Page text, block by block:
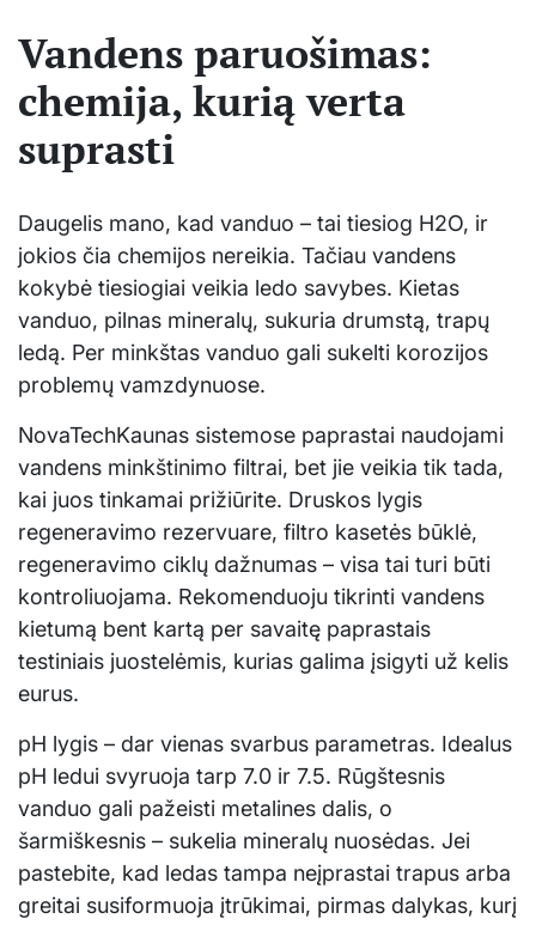
Vandens paruošimas:
chemija, kurią verta
suprasti
Daugelis mano, kad vanduo – tai tiesiog H2O, ir
jokios čia chemijos nereikia. Tačiau vandens
kokybė tiesiogiai veikia ledo savybes. Kietas
vanduo, pilnas mineralų, sukuria drumstą, trapų
ledą. Per minkštas vanduo gali sukelti korozijos
problemų vamzdynuose.
NovaTechKaunas sistemose paprastai naudojami
vandens minkštinimo filtrai, bet jie veikia tik tada,
kai juos tinkamai prižiūrite. Druskos lygis
regeneravimo rezervuare, filtro kasetės būklė,
regeneravimo ciklų dažnumas – visa tai turi būti
kontroliuojama. Rekomenduoju tikrinti vandens
kietumą bent kartą per savaitę paprastais
testiniais juostelėmis, kurias galima įsigyti už kelis
eurus.
pH lygis – dar vienas svarbus parametras. Idealus
pH ledui svyruoja tarp 7.0 ir 7.5. Rūgštesnis
vanduo gali pažeisti metalines dalis, o
šarmiškesnis – sukelia mineralų nuosėdas. Jei
pastebite, kad ledas tampa neįprastai trapus arba
greitai susiformuoja įtrūkimai, pirmas dalykas, kurį